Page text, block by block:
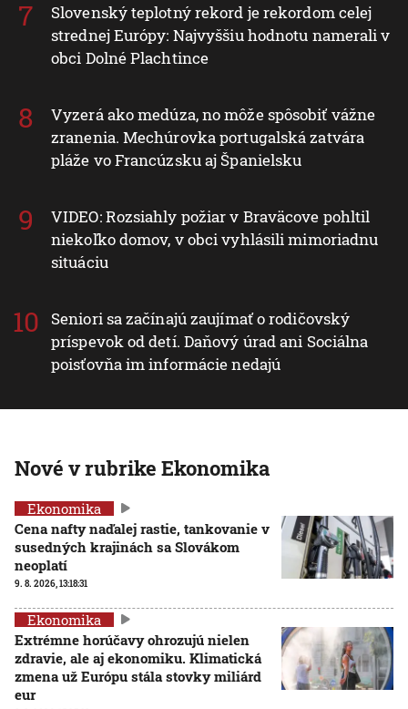
Slovenský teplotný rekord je rekordom celej
strednej Európy: Najvyššiu hodnotu namerali v
obci Dolné Plachtince
Vyzerá ako medúza, no môže spôsobiť vážne
zranenia. Mechúrovka portugalská zatvára
pláže vo Francúzsku aj Španielsku
VIDEO: Rozsiahly požiar v Braväcove pohltil
niekoľko domov, v obci vyhlásili mimoriadnu
situáciu
Seniori sa začínajú zaujímať o rodičovský
príspevok od detí. Daňový úrad ani Sociálna
poisťovňa im informácie nedajú
Nové v rubrike Ekonomika
Ekonomika
Cena nafty naďalej rastie, tankovanie v
susedných krajinách sa Slovákom
neoplatí
9. 8. 2026, 13:18:31
Ekonomika
Extrémne horúčavy ohrozujú nielen
zdravie, ale aj ekonomiku. Klimatická
zmena už Európu stála stovky miliárd
eur